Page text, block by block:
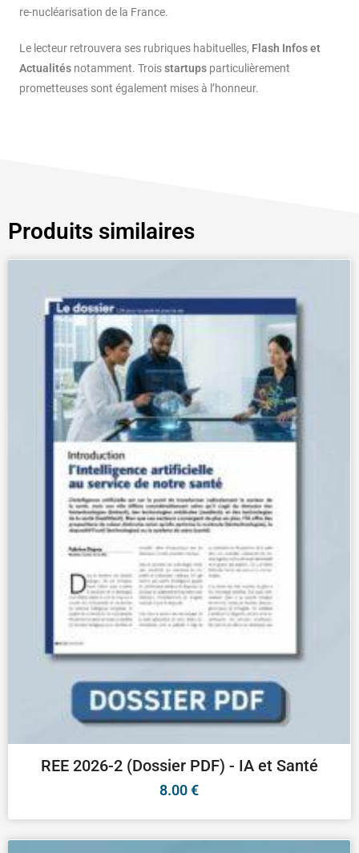
re-nucléarisation de la France.
Le lecteur retrouvera ses rubriques habituelles, Flash Infos et
Actualités notamment. Troisstartups particulièrement
prometteuses sont également mises à l’honneur.
Produits similaires
REE 2026-2 (Dossier PDF) - IA et Santé
8.00€